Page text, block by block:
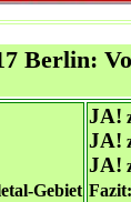
Berlin:
Gebiet
JA!
JA!
JA!
Fazit: